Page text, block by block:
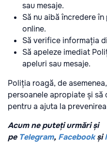
sau mesaje.
Să nu aibă încredere
online.
Să verifice informația
Să apeleze imediat
apeluri sau mesaje.
Poliția roagă, de
persoanele apropiate și să
pentru a ajuta la
Acum ne puteți urmări și
pe Telegram, Facebook și